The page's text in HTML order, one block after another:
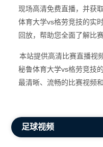
现场高清免费直播，并获
体育大学vs格劳竞技的实
回放，帮助您全面了解比赛
本站提供高清比赛直播视
秘鲁体育大学vs格劳竞技
最清晰、流畅的比赛视频
足球视频